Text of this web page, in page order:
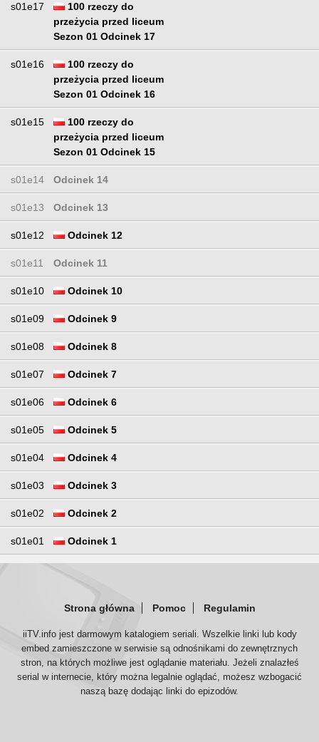
s01e17
100 rzeczy do
przeżycia przed liceum
Sezon 01 Odcinek 17
s01e16
100 rzeczy do
przeżycia przed liceum
Sezon 01 Odcinek 16
s01e15
100 rzeczy do
przeżycia przed liceum
Sezon 01 Odcinek 15
s01e14 Odcinek 14
s01e13 Odcinek 13
s01e12 Odcinek 12
s01e11 Odcinek 11
s01e10 Odcinek 10
s01e09 Odcinek 9
s01e08 Odcinek 8
s01e07 Odcinek 7
s01e06 Odcinek 6
s01e05 Odcinek 5
s01e04 Odcinek 4
s01e03 Odcinek 3
s01e02 Odcinek 2
s01e01 Odcinek 1
Strona główna Pomoc Regulamin
iiTV.info jest darmowym katalogiem seriali. Wszelkie linki lub kody
embed zamieszczone w serwisie są odnośnikami do zewnętrznych
stron, na których możliwe jest oglądanie materiału. Jeżeli znalazłeś
serial w internecie, który można legalnie oglądać, możesz wzbogacić
naszą bazę dodając linki do epizodów.